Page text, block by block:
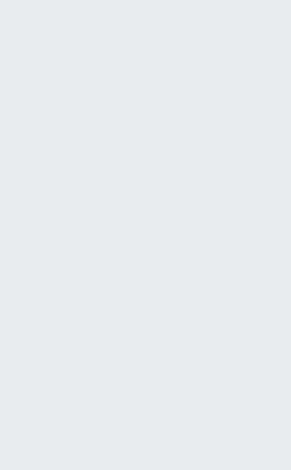
aplicații în meniul
sunt. Dacă vrei să
apasă pe